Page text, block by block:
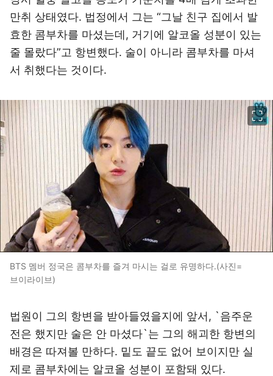
만취 상태였다. 법정에서 그는 “그날 친구 집에서 발
효한 콤부차를 마셨는데, 거기에 알코올 성분이 있는
줄 몰랐다”고 항변했다. 술이 아니라 콤부차를 마셔
서 취했다는 것이다.
BTS 멤버 정국은 콤부차를 즐겨 마시는 걸로 유명하다.(사진=
브이라이브)
법원이 그의 항변을 받아들였을지에 앞서, `음주운
전은 했지만 술은 안 마셨다`는 그의 해괴한 항변의
배경은 따져볼 만하다. 밑도 끝도 없어 보이지만 실
제로 콤부차에는 알코올 성분이 포함돼 있다.